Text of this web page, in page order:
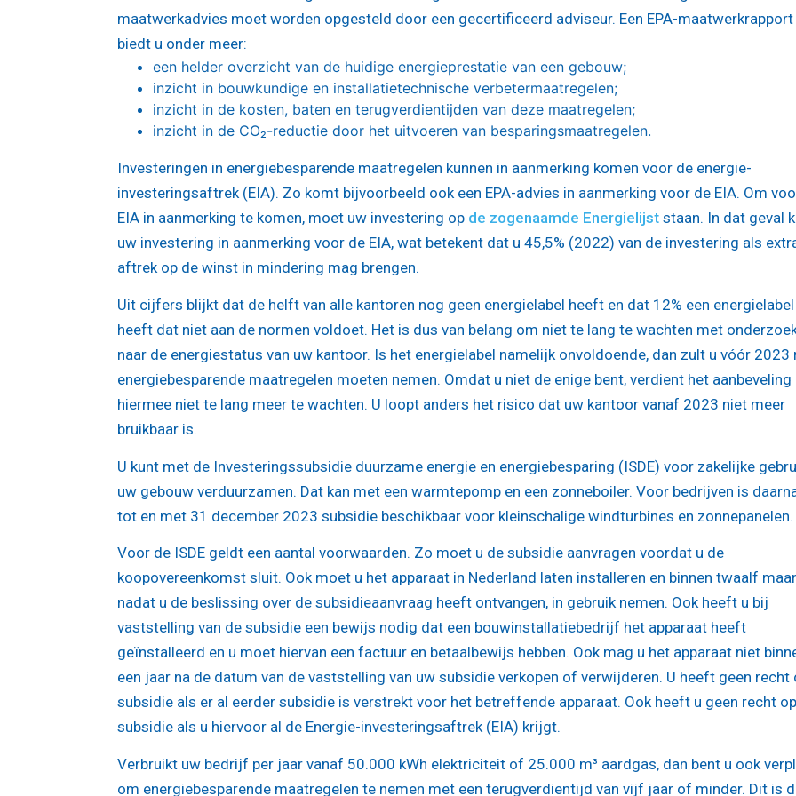
maatwerkadvies moet worden opgesteld door een gecertificeerd adviseur. Een EPA-maatwerkrapport
biedt u onder meer:
een helder overzicht van de huidige energieprestatie van een gebouw;
inzicht in bouwkundige en installatietechnische verbetermaatregelen;
inzicht in de kosten, baten en terugverdientijden van deze maatregelen;
inzicht in de CO₂-reductie door het uitvoeren van besparingsmaatregelen.
Investeringen in energiebesparende maatregelen kunnen in aanmerking komen voor de energie-
investeringsaftrek (EIA). Zo komt bijvoorbeeld ook een EPA-advies in aanmerking voor de EIA. Om
EIA in aanmerking te komen, moet uw investering op de zogenaamde Energielijst staan. In dat geval
uw investering in aanmerking voor de EIA, wat betekent dat u 45,5% (2022) van de investering als
aftrek op de winst in mindering mag brengen.
Uit cijfers blijkt dat de helft van alle kantoren nog geen energielabel heeft en dat 12% een energielabel
heeft dat niet aan de normen voldoet. Het is dus van belang om niet te lang te wachten met
naar de energiestatus van uw kantoor. Is het energielabel namelijk onvoldoende, dan zult u vóór 2023
energiebesparende maatregelen moeten nemen. Omdat u niet de enige bent, verdient het aanbeveling
hiermee niet te lang meer te wachten. U loopt anders het risico dat uw kantoor vanaf 2023 niet meer
bruikbaar is.
U kunt met de Investeringssubsidie duurzame energie en energiebesparing (ISDE) voor zakelijke
uw gebouw verduurzamen. Dat kan met een warmtepomp en een zonneboiler. Voor bedrijven is
tot en met 31 december 2023 subsidie beschikbaar voor kleinschalige windturbines en zonnepanelen.
Voor de ISDE geldt een aantal voorwaarden. Zo moet u de subsidie aanvragen voordat u de
koopovereenkomst sluit. Ook moet u het apparaat in Nederland laten installeren en binnen twaalf
nadat u de beslissing over de subsidieaanvraag heeft ontvangen, in gebruik nemen. Ook heeft u bij
vaststelling van de subsidie een bewijs nodig dat een bouwinstallatiebedrijf het apparaat heeft
geïnstalleerd en u moet hiervan een factuur en betaalbewijs hebben. Ook mag u het apparaat niet
een jaar na de datum van de vaststelling van uw subsidie verkopen of verwijderen. U heeft geen recht
subsidie als er al eerder subsidie is verstrekt voor het betreffende apparaat. Ook heeft u geen recht op
subsidie als u hiervoor al de Energie-investeringsaftrek (EIA) krijgt.
Verbruikt uw bedrijf per jaar vanaf 50.000 kWh elektriciteit of 25.000 m³ aardgas, dan bent u ook
om energiebesparende maatregelen te nemen met een terugverdientijd van vijf jaar of minder. Dit is